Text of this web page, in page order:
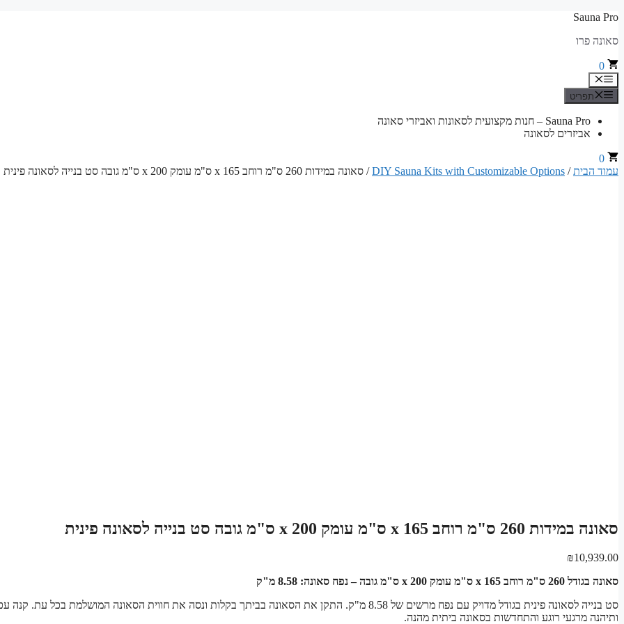
לדלג
Sauna Pro
סאונה פרו
0
תפריט
תפריט
Sauna Pro – חנות מקצועית לסאונות ואביזרי סאונה
אביזרים לסאונה
0
עמוד הבית/
DIY Sauna Kits with Customizable Options/ סאונה במידות 260 ס"מ רוחב x 165 ס"מ עומק x 200 ס"מ גובה סט בנייה לסאונה פינית
סאונה במידות 260 ס"מ רוחב x 165 ס"מ עומק x 200 ס"מ גובה סט בנייה לסאונה פינית
₪10,939.00
סאונה בגודל 260 ס"מ רוחב x 165 ס"מ עומק x 200 ס"מ גובה – נפח סאונה: 8.58 מ"ק
סט בנייה לסאונה פינית בגודל מדויק עם נפח מרשים של 8.58 מ"ק. התקן את הסאונה בביתך בקלות ונסה את חווית הסאונה המושלמת בכל עת. קנה
ותיהנה מרגעי רוגע והתחדשות בסאונה ביתית מהנה.